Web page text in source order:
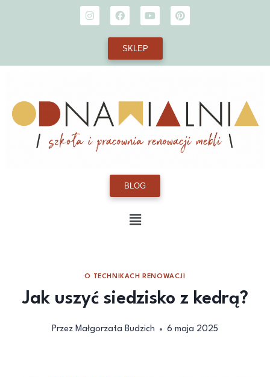
SKLEP
BLOG
O TECHNIKACH RENOWACJI
Jak uszyć siedzisko z kedrą?
Przez Małgorzata Budzich 6 maja 2025